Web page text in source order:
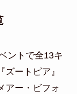
ントで全13キ
ートピア』
アー・ビフォ